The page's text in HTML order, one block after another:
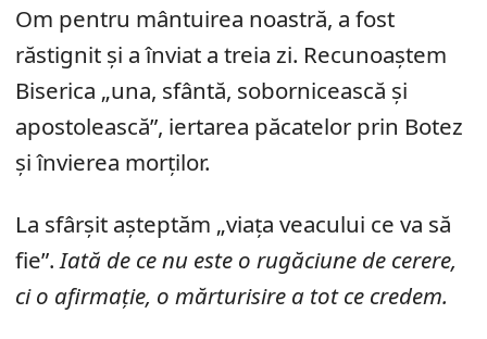
Om pentru mântuirea noastră, a fost
răstignit și a înviat a treia zi. Recunoaștem
Biserica „una, sfântă, sobornicească și
apostolească”, iertarea păcatelor prin Botez
și învierea morților.
La sfârșit așteptăm „viața veacului ce va să
fie”.Iată de ce nu este o rugăciune de cerere,
ci o afirmație, o mărturisire a tot ce credem.